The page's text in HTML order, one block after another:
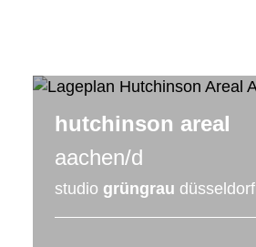
hutchinson areal
aachen/d
studio grüngrau düsseldorf